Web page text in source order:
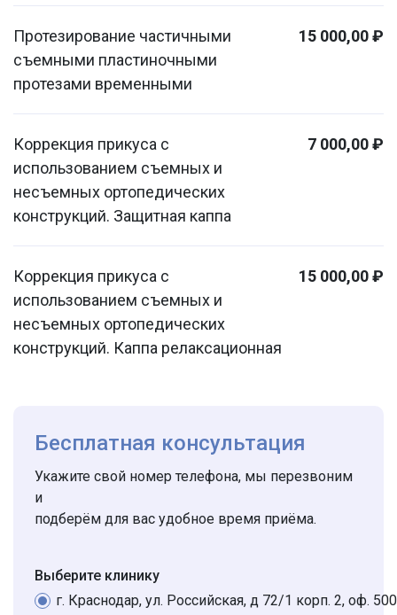
Протезирование частичными
съемными пластиночными
протезами временными
15 000,00 ₽
Коррекция прикуса с
использованием съемных и
несъемных ортопедических
конструкций. Защитная каппа
7 000,00 ₽
Коррекция прикуса с
использованием съемных и
несъемных ортопедических
конструкций. Каппа релаксационная
15 000,00 ₽
Бесплатная консультация
Укажите свой номер телефона, мы перезвоним
и
подберём для вас удобное время приёма.
Выберите клинику
г. Краснодар, ул. Российская, д 72/1 корп. 2, оф. 500